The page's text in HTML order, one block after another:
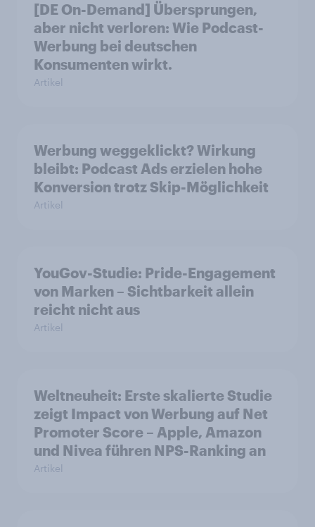
[DE On-Demand] Übersprungen,
aber nicht verloren: Wie Podcast-
Werbung bei deutschen
Konsumenten wirkt.
Artikel
Werbung weggeklickt? Wirkung
bleibt: Podcast Ads erzielen hohe
Konversion trotz Skip-Möglichkeit
Artikel
YouGov-Studie: Pride-Engagement
von Marken – Sichtbarkeit allein
reicht nicht aus
Artikel
Weltneuheit: Erste skalierte Studie
zeigt Impact von Werbung auf Net
Promoter Score – Apple, Amazon
und Nivea führen NPS-Ranking an
Artikel